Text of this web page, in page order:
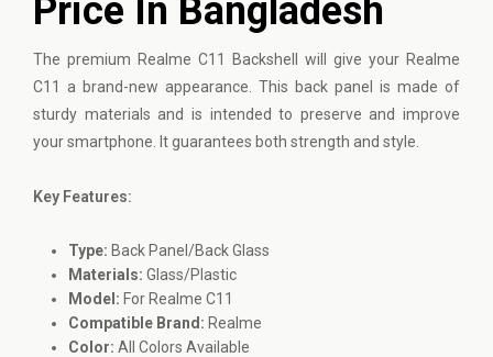
Price In Bangladesh
The premium Realme C11 Backshell will give your Realme
C11 a brand-new appearance. This back panel is made of
sturdy materials and is intended to preserve and improve
your smartphone. It guarantees both strength and style.
Key Features:
Type: Back Panel/Back Glass
Materials: Glass/Plastic
Model: For Realme C11
Compatible Brand: Realme
Color: All Colors Available